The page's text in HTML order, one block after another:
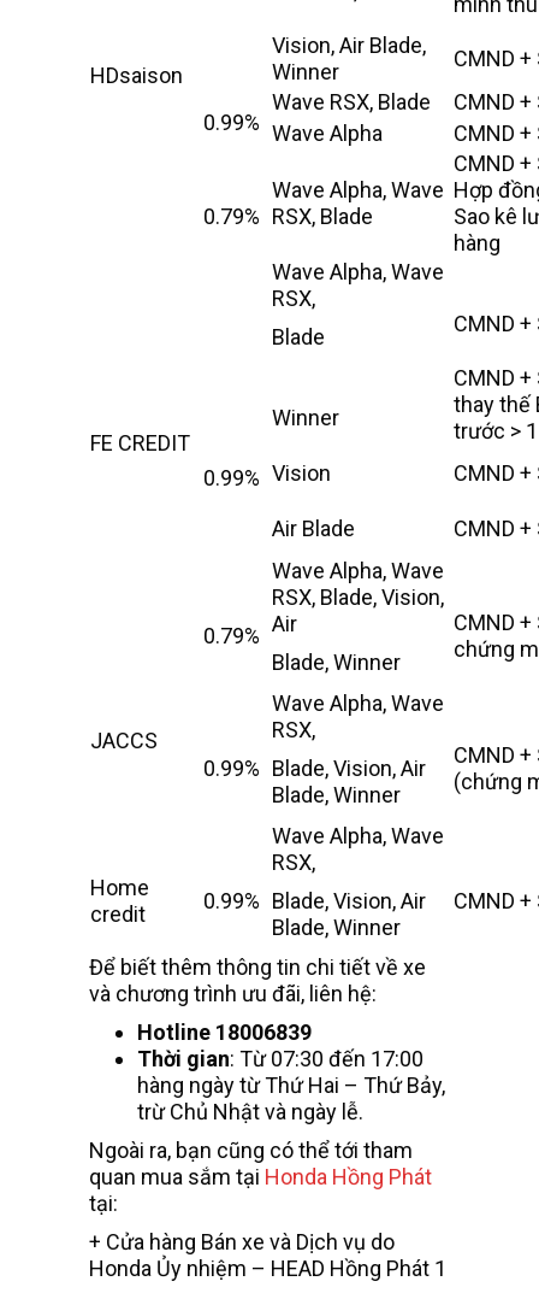
HDsaison
0.99%
Vision, Air Blade,
Winner
CMND +
Wave RSX, Blade
CMND +
Wave Alpha
CMND +
FE CREDIT
0.79%
Wave Alpha, Wave
RSX, Blade
CMND +
Hợp
Sao kê
hàng
0.99%
Wave Alpha, Wave
RSX,
Blade
CMND +
Winner
CMND
thay thế
trước >
Vision
CMND +
Air Blade CMND +
JACCS
0.79%
Wave Alpha, Wave
RSX, Blade, Vision,
Air
Blade, Winner
CMND +
chứng
0.99%
Wave Alpha, Wave
RSX,
Blade, Vision, Air
Blade, Winner
CMND +
(chứng
Home
credit
0.99%
Wave Alpha, Wave
RSX,
Blade, Vision, Air
Blade, Winner
CMND +
Để biết thêm thông tin chi tiết về xe
và chương trình ưu đãi, liên hệ:
Hotline 18006839
Thời gian: Từ 07:30 đến 17:00
hàng ngày từ Thứ Hai – Thứ Bảy,
trừ Chủ Nhật và ngày lễ.
Ngoài ra, bạn cũng có thể tới tham
quan mua sắm tại Honda Hồng Phát
tại:
+ Cửa hàng Bán xe và Dịch vụ do
Honda Ủy nhiệm – HEAD Hồng Phát 1